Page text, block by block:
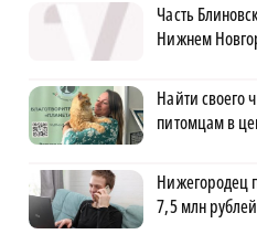
Часть
Нижнем
Найти своего
питомцам в
Нижегородец
7,5 млн рублей